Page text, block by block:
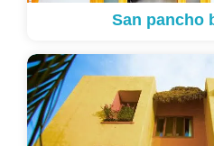
San pancho